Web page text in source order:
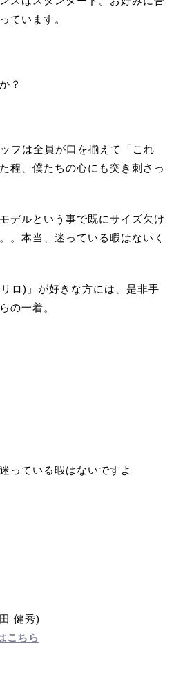
ています。
？
フは全員が口を揃えて「これ
程、僕たちの心にも突き刺さっ
デルという事で既にサイズ欠け
。本当、迷っている暇はないく
ロ)」が好きな方には、是非手
の一着。
っている暇はないですよ
健秀)
こちら